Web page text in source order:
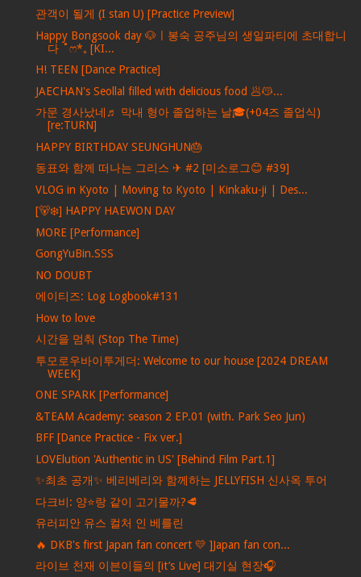
관객이 될게 (I stan U) [Practice Preview]
Happy Bongsook day 🐶ㅣ봉숙 공주님의 생일파티에 초대합니
다 ˚ෆ*₊ [KI...
H! TEEN [Dance Practice]
JAECHAN's Seollal filled with delicious food 🥟😽...
가문 경사났네♬ 막내 형아 졸업하는 날🎓(+04즈 졸업식)
[re:TURN]
HAPPY BIRTHDAY SEUNGHUN🎂
동표와 함께 떠나는 그리스 ✈ #2 [미소로그😊 #39]
VLOG in Kyoto | Moving to Kyoto | Kinkaku-ji | Des...
[🐻‍❄️] HAPPY HAEWON DAY
MORE [Performance]
GongYuBin.SSS
NO DOUBT
에이티즈: Log Logbook#131
How to love
시간을 멈춰 (Stop The Time)
투모로우바이투게더: Welcome to our house [2024 DREAM
WEEK]
ONE SPARK [Performance]
&TEAM Academy: season 2 EP.01 (with. Park Seo Jun)
BFF [Dance Practice - Fix ver.]
LOVElution 'Authentic in US' [Behind Film Part.1]
✨최초 공개✨ 베리베리와 함께하는 JELLYFISH 신사옥 투어
다크비: 양⭐️랑 같이 고기물까?🥩
유러피안 유스 컬처 인 베를린
🔥 DKB's first Japan fan concert 💛 ]Japan fan con...
라이브 천재 이븐이들의 [it’s Live] 대기실 현장🎧